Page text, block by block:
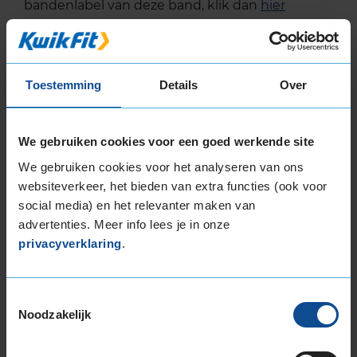
Toestemming Details Over
We gebruiken cookies voor een goed werkende site
We gebruiken cookies voor het analyseren van ons
websiteverkeer, het bieden van extra functies (ook voor
social media) en het relevanter maken van
advertenties. Meer info lees je in onze
privacyverklaring.
Noodzakelijk
bandenlabel van deze band, klik dan hier
Alternatief voor deze band
Winterband 235/55 R18 104V
(34 reviews
Kenmerken:Extra Load
,